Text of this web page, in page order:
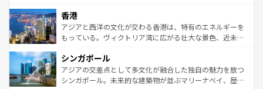
とつ。フォーやバインミー、ベトナムコーヒーなどは、ぜ
ひ現地で味わいたい。どの地域を訪れてもあたたかい人々
が旅行者を迎えてくれるので、きっと忘れられない旅にな
参照してほしい。
の活気が交差している。北部ではチェンマイなどの山岳地
帯で自然と触れ合い、南部ではプーケットやクラビの美し
いビーチでリゾート気分を楽しむことができる。タイ料理
激する。気候は一年中温暖で、どの季節にも異なる楽しみ
が待っている。親しみやすいタイの人々、仏教を中心とし
た文化、そして多様な観光資源が、訪れる旅人を魅了し続
香港
アジアと西洋の文化が交わる香港は、特有のエネルギーを
もっている。ヴィクトリア湾に広がる壮大な景色、近未来
み、どこを訪れても感動するはず。観光スポットが密集し
ており、効率よく見どころを回れるのも魅力。息をのむよ
うな絶景から文化的な体験まで、香港を存分に楽しみ尽く
シンガポール
アジアの交差点として多文化が融合した独自の魅力を放つ
シンガポール。未来的な建築物が並ぶマリーナベイ、歴史